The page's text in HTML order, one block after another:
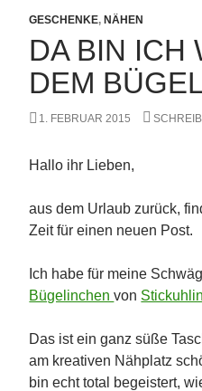
GESCHENKE,NÄHEN
DA BIN ICH
DEM
1. FEBRUAR 2015
Hallo ihr Lieben,
aus dem Urlaub zurück,
Zeit für einen neuen Post.
Ich habe für meine
Bügelinchenvon
Das ist ein ganz süße
am kreativen Nähplatz
bin echt total begeistert,